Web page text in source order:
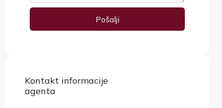
Pošalji
Kontakt informacije
agenta